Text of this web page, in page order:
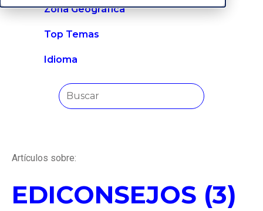
Zona Geográfica
Top Temas
Idioma
Artículos sobre:
EDICONSEJOS (3)